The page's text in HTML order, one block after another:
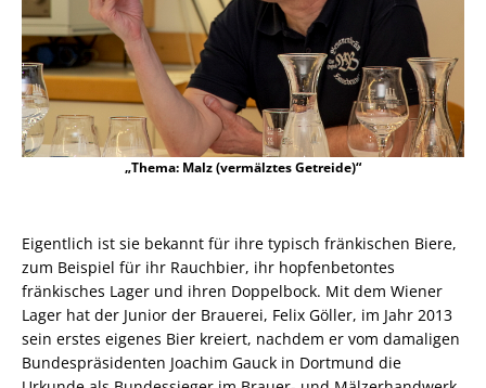
„Thema: Malz (vermälztes Getreide)“
Eigentlich ist sie bekannt für ihre typisch fränkischen Biere,
zum Beispiel für ihr Rauchbier, ihr hopfenbetontes
fränkisches Lager und ihren Doppelbock. Mit dem Wiener
Lager hat der Junior der Brauerei, Felix Göller, im Jahr 2013
sein erstes eigenes Bier kreiert, nachdem er vom damaligen
Bundespräsidenten Joachim Gauck in Dortmund die